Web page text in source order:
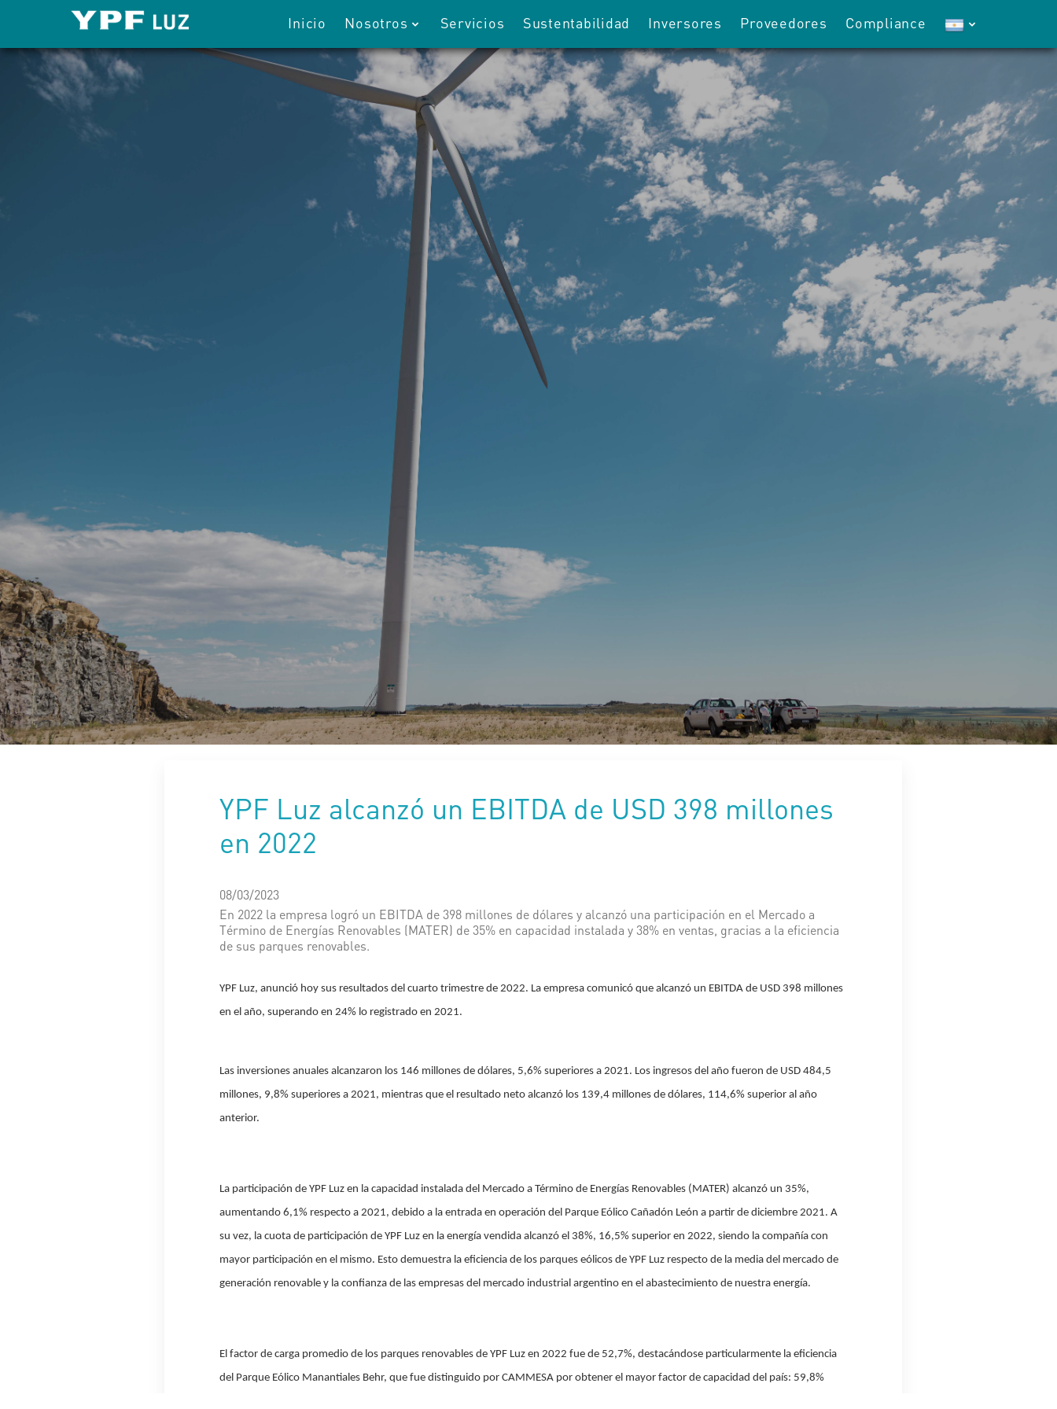
Inicio Nosotros Servicios Sustentabilidad Inversores Proveedores Compliance
YPF Luz alcanzó un EBITDA de USD 398 millones
en 2022
08/03/2023
En 2022 la empresa logró un EBITDA de 398 millones de dólares y alcanzó una participación en el Mercado a
Término de Energías Renovables (MATER) de 35% en capacidad instalada y 38% en ventas, gracias a la eficiencia
de sus parques renovables.
YPF Luz, anunció hoy sus resultados del cuarto trimestre de 2022. La empresa comunicó que alcanzó un EBITDA de USD 398 millones
en el año, superando en 24% lo registrado en 2021.
Las inversiones anuales alcanzaron los 146 millones de dólares, 5,6% superiores a 2021. Los ingresos del año fueron de USD 484,5
millones, 9,8% superiores a 2021, mientras que el resultado neto alcanzó los 139,4 millones de dólares, 114,6% superior al año
anterior.
La participación de YPF Luz en la capacidad instalada del Mercado a Término de Energías Renovables (MATER) alcanzó un 35%,
aumentando 6,1% respecto a 2021, debido a la entrada en operación del Parque Eólico Cañadón León a partir de diciembre 2021. A
su vez, la cuota de participación de YPF Luz en la energía vendida alcanzó el 38%, 16,5% superior en 2022, siendo la compañía con
mayor participación en el mismo. Esto demuestra la eficiencia de los parques eólicos de YPF Luz respecto de la media del mercado de
generación renovable y la confianza de las empresas del mercado industrial argentino en el abastecimiento de nuestra energía.
El factor de carga promedio de los parques renovables de YPF Luz en 2022 fue de 52,7%, destacándose particularmente la eficiencia
del Parque Eólico Manantiales Behr, que fue distinguido por CAMMESA por obtener el mayor factor de capacidad del país: 59,8%